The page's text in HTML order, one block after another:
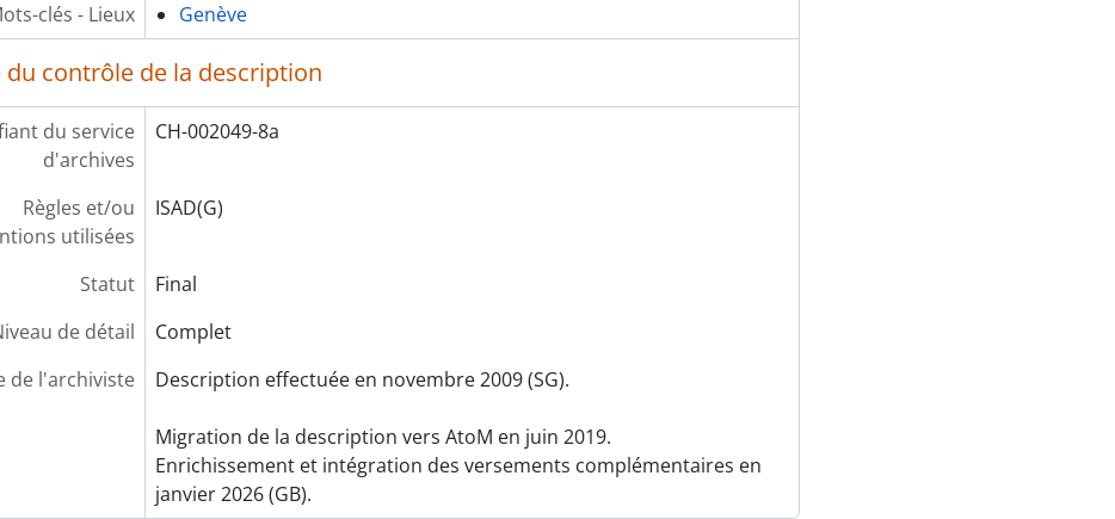
clés - Lieux
Genève
du contrôle de la description
du service
d'archives
CH-002049-8a
Règles et/ou
utilisées
ISAD(G)
Statut
Final
de détail
Complet
de l'archiviste
Description effectuée en novembre 2009 (SG).
Migration de la description vers AtoM en juin 2019.
Enrichissement et intégration des versements complémentaires en
janvier 2026 (GB).